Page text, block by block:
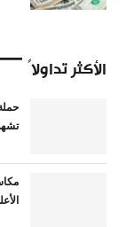
الأكثر تداولاً